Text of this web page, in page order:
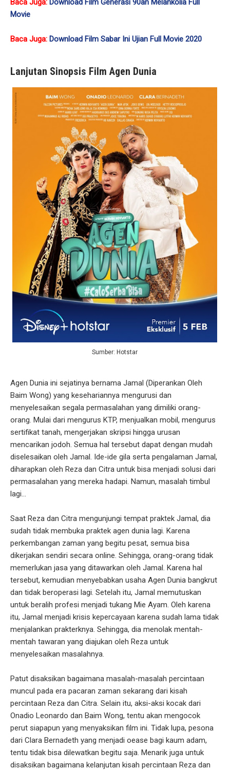
Baca Juga: Download Film Generasi 90an Melankolia Full
Movie
Baca Juga: Download Film Sabar Ini Ujian Full Movie 2020
Lanjutan Sinopsis Film Agen Dunia
Sumber: Hotstar
Agen Dunia ini sejatinya bernama Jamal (Diperankan Oleh
Baim Wong) yang kesehariannya mengurusi dan
menyelesaikan segala permasalahan yang dimiliki orang-
orang. Mulai dari mengurus KTP, menjualkan mobil, mengurus
sertifikat tanah, mengerjakan skripsi hingga urusan
mencarikan jodoh. Semua hal tersebut dapat dengan mudah
diselesaikan oleh Jamal. Ide-ide gila serta pengalaman Jamal,
diharapkan oleh Reza dan Citra untuk bisa menjadi solusi dari
permasalahan yang mereka hadapi. Namun, masalah timbul
lagi...
Saat Reza dan Citra mengunjungi tempat praktek Jamal, dia
sudah tidak membuka praktek agen dunia lagi. Karena
perkembangan zaman yang begitu pesat, semua bisa
dikerjakan sendiri secara online. Sehingga, orang-orang tidak
memerlukan jasa yang ditawarkan oleh Jamal. Karena hal
tersebut, kemudian menyebabkan usaha Agen Dunia bangkrut
dan tidak beroperasi lagi. Setelah itu, Jamal memutuskan
untuk beralih profesi menjadi tukang Mie Ayam. Oleh karena
itu, Jamal menjadi krisis kepercayaan karena sudah lama tidak
menjalankan prakterknya. Sehingga, dia menolak mentah-
mentah tawaran yang diajukan oleh Reza untuk
menyelesaikan masalahnya.
Patut disaksikan bagaimana masalah-masalah percintaan
muncul pada era pacaran zaman sekarang dari kisah
percintaan Reza dan Citra. Selain itu, aksi-aksi kocak dari
Onadio Leonardo dan Baim Wong, tentu akan mengocok
perut siapapun yang menyaksikan film ini. Tidak lupa, pesona
dari Clara Bernadeth yang menjadi oease bagi kaum adam,
tentu tidak bisa dilewatkan begitu saja. Menarik juga untuk
disaksikan bagaimana kelanjutan kisah percintaan Reza dan